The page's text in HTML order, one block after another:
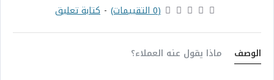
(0 التقييمات) - كتابة تعليق
الوصف ماذا يقول عنه العملاء؟